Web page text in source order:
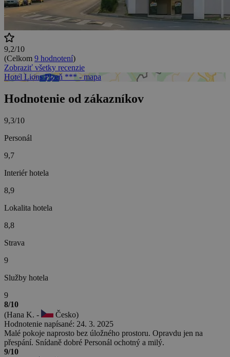
9,2/10
(Celkom 9 hodnotení)
Zobraziť všetky recenzie
Hotel Lions Plzeň *** - mapa
Hodnotenie od zákazníkov
9,3/10
Personál
9,7
Interiér hotela
8,9
Lokalita hotela
8,8
Strava
9
Služby hotela
9
8/10
(Hana K. -
Česko)
Hodnotenie napísané: 24. 3. 2025
Malé pokoje naprosto bez úložného prostoru. Opravdu jen na
přespání. Snídaně dobré Personál ochotný a milý.
9/10